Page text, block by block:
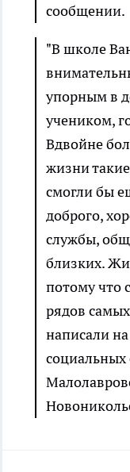
сообщении.
"В школе
упорным в
учеником,
Вдвойне
жизни
смогли бы
доброго,
службы,
близких.
потому что
рядов
написали
социальных